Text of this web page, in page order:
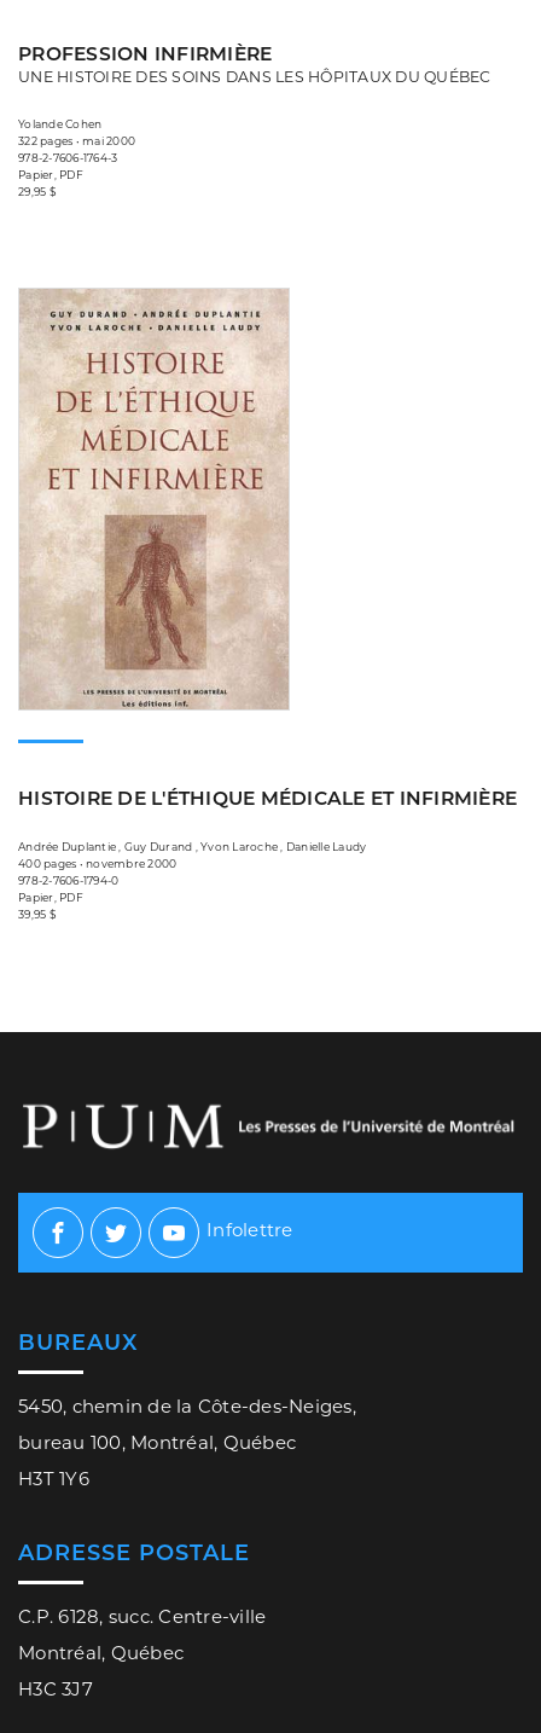
PROFESSION INFIRMIÈRE
UNE HISTOIRE DES SOINS DANS LES HÔPITAUX DU QUÉBEC
Yolande Cohen
322 pages • mai 2000
978-2-7606-1764-3
Papier, PDF
29,95 $
HISTOIRE DE L'ÉTHIQUE MÉDICALE ET INFIRMIÈRE
Andrée Duplantie , Guy Durand , Yvon Laroche , Danielle Laudy
400 pages • novembre 2000
978-2-7606-1794-0
Papier, PDF
39,95 $
Facebook
TwitterYoutube
Infolettre
BUREAUX
5450, chemin de la Côte-des-Neiges,
bureau 100, Montréal, Québec
H3T 1Y6
ADRESSE POSTALE
C.P. 6128, succ. Centre-ville
Montréal, Québec
H3C 3J7